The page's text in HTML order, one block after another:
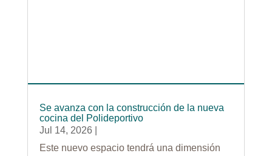
Se avanza con la construcción de la nueva
cocina del Polideportivo
Jul 14, 2026
Este nuevo espacio tendrá una dimensión